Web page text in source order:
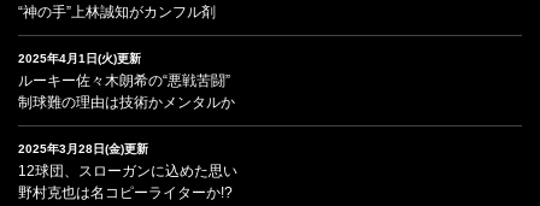
“神の手”上林誠知がカンフル剤
2025年4月1日(火)更新
ルーキー佐々木朗希の“悪戦苦闘”
制球難の理由は技術かメンタルか
2025年3月28日(金)更新
12球団、スローガンに込めた思い
野村克也は名コピーライターか!?